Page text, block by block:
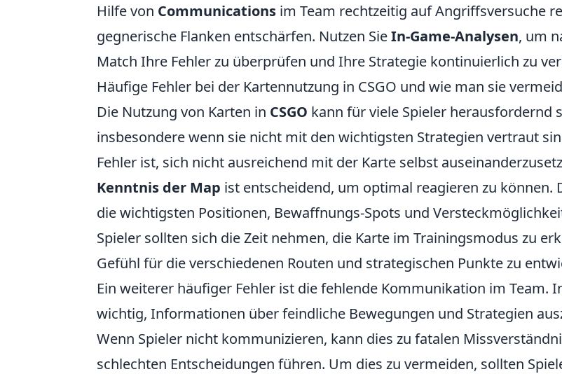
Hilfe von Communications im Team rechtzeitig auf Angriffsversuche
gegnerische Flanken entschärfen. Nutzen SieIn-Game-Analysen, um
Match Ihre Fehler zu überprüfen und Ihre Strategie kontinuierlich zu
Häufige Fehler bei der Kartennutzung in CSGO und wie man sie
Die Nutzung von Karten in CSGO kann für viele Spieler herausfordernd
insbesondere wenn sie nicht mit den wichtigsten Strategien vertraut
Fehler ist, sich nicht ausreichend mit der Karte selbst
Kenntnis der Map ist entscheidend, um optimal reagieren zu können.
die wichtigsten Positionen, Bewaffnungs-Spots und
Spieler sollten sich die Zeit nehmen, die Karte im Trainingsmodus zu
Gefühl für die verschiedenen Routen und strategischen Punkte zu
Ein weiterer häufiger Fehler ist die fehlende Kommunikation im Team.
wichtig, Informationen über feindliche Bewegungen und Strategien
Wenn Spieler nicht kommunizieren, kann dies zu fatalen
schlechten Entscheidungen führen. Um dies zu vermeiden, sollten